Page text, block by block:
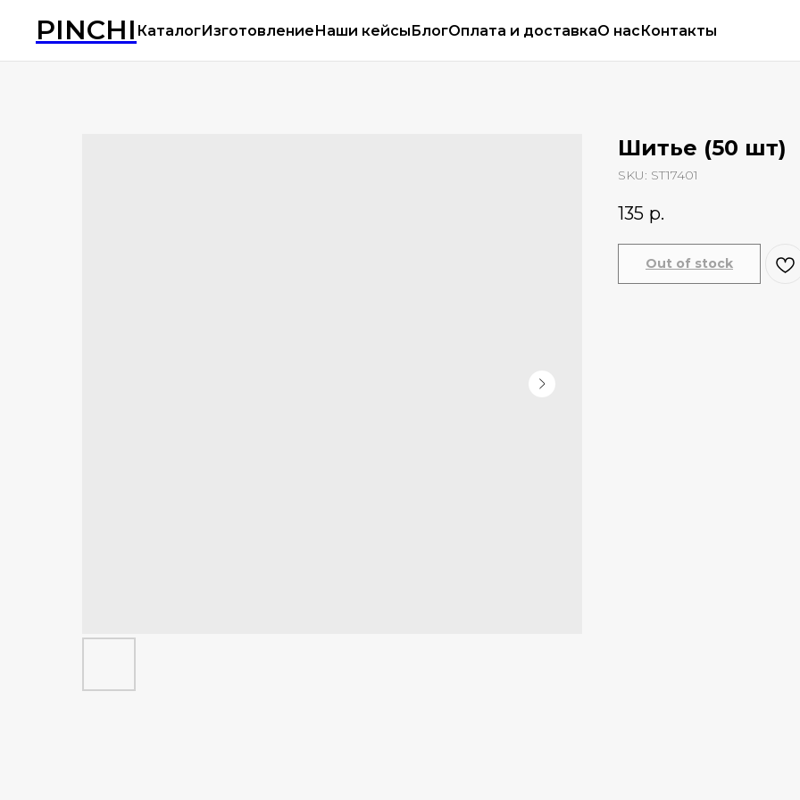
PINCHI КаталогИзготовлениеНаши кейсыБлогОплата и доставкаО насКонтакты
Шитье (50 шт)
SKU: ST17401
135 р.
Out of stock